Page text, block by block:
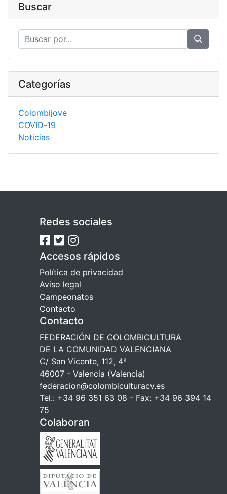
Buscar
Categorías
Colombijove
COVID-19
Noticias
Redes sociales
Accesos rápidos
Política de privacidad
Aviso legal
Campeonatos
Contacto
Contacto
FEDERACIÓN DE COLOMBICULTURA
DE LA COMUNIDAD VALENCIANA
C/ San Vicente, 112, 4ª
46007 - Valencia (Valencia)
federacion@colombiculturacv.es
Tel.: +34 96 351 63 08 - Fax: +34 96 394 14
75
Colaboran